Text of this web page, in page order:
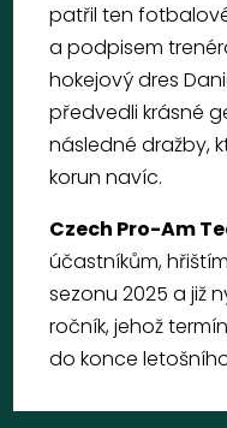
patřil ten
a podpisem
hokejový dres
předvedli krásné
následné dražby,
korun navíc.
Czech Pro-Am
účastníkům,
sezonu 2025 a již
ročník, jehož
do konce